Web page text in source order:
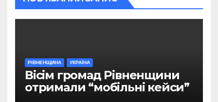
РІВНЕНЩИНА УКРАЇНА
Вісім громад Рівненщини
отримали “мобільні кейси”